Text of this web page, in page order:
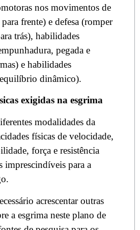
nos movimentos de
frente) e defesa (romper
trás), habilidades
pegada e
e habilidades
dinâmico).
exigidas na esgrima
modalidades da
físicas de velocidade,
força e resistência
imprescindíveis para a
acrescentar outras
a esgrima neste plano de